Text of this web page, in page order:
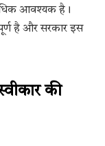
आवश्यक है।
है और सरकार इस
की